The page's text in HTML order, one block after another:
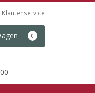
Klantenservice
0